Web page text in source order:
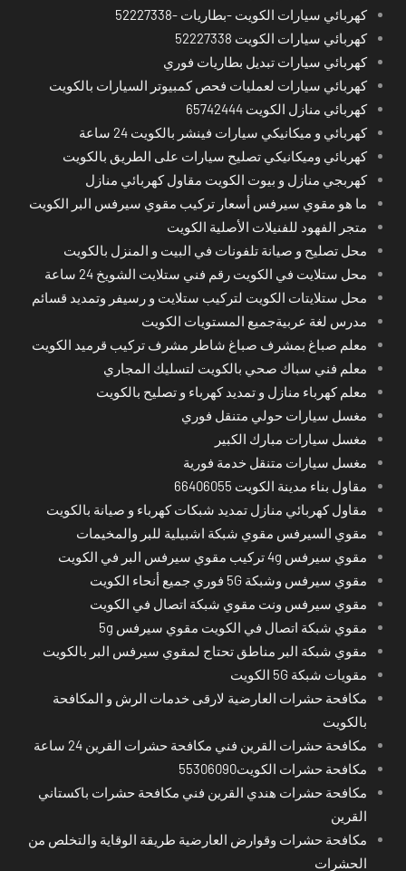
كهربائي سيارات الكويت -بطاريات -52227338
كهربائي سيارات الكويت 52227338
كهربائي سيارات تبديل بطاريات فوري
كهربائي سيارات لعمليات فحص كمبيوتر السيارات بالكويت
كهربائي منازل الكويت 65742444
كهربائي و ميكانيكي سيارات فينشر بالكويت 24 ساعة
كهربائي وميكانيكي تصليح سيارات على الطريق بالكويت
كهربجي منازل و بيوت الكويت مقاول كهربائي منازل
ما هو مقوي سيرفس أسعار تركيب مقوي سيرفس البر الكويت
متجر الفهود للفنيلات الأصلية الكويت
محل تصليح و صيانة تلفونات في البيت و المنزل بالكويت
محل ستلايت في الكويت رقم فني ستلايت الشويخ 24 ساعة
محل ستلايتات الكويت لتركيب ستلايت و رسيفر وتمديد قسائم
مدرس لغة عربيةجميع المستويات الكويت
معلم صباغ بمشرف صباغ شاطر مشرف تركيب قرميد الكويت
معلم فني سباك صحي بالكويت لتسليك المجاري
معلم كهرباء منازل و تمديد كهرباء و تصليح بالكويت
مغسل سيارات حولي متنقل فوري
مغسل سيارات مبارك الكبير
مغسل سيارات متنقل خدمة فورية
مقاول بناء مدينة الكويت 66406055
مقاول كهربائي منازل تمديد شبكات كهرباء و صيانة بالكويت
مقوي السيرفس مقوي شبكة اشبيلية للبر والمخيمات
مقوي سيرفس 4g تركيب مقوي سيرفس البر في الكويت
مقوي سيرفس وشبكة 5G فوري جميع أنحاء الكويت
مقوي سيرفس ونت مقوي شبكة اتصال في الكويت
مقوي شبكة اتصال في الكويت مقوي سيرفس 5g
مقوي شبكة البر مناطق تحتاج لمقوي سيرفس البر بالكويت
مقويات شبكة 5G الكويت
مكافحة حشرات العارضية لارقى خدمات الرش و المكافحة
بالكويت
مكافحة حشرات القرين فني مكافحة حشرات القرين 24 ساعة
مكافحة حشرات الكويت55306090
مكافحة حشرات هندي القرين فني مكافحة حشرات باكستاني
القرين
مكافحة حشرات وقوارض العارضية طريقة الوقاية والتخلص من
الحشرات